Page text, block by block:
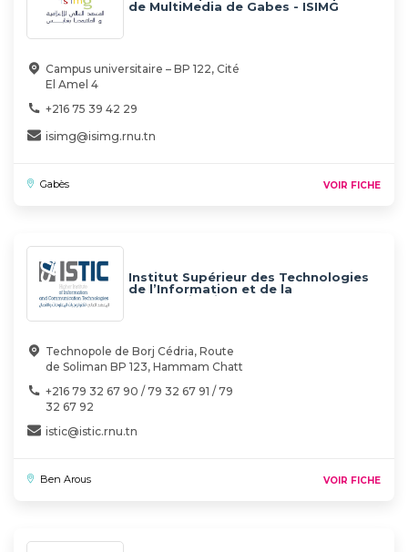
de MultiMedia de Gabes - ISIMG
Campus universitaire – BP 122, Cité
El Amel 4
+216 75 39 42 29
isimg@isimg.rnu.tn
Gabès VOIR FICHE
Institut Supérieur des Technologies
de l’Information et de la
Communication - ISTIC
Technopole de Borj Cédria, Route
de Soliman BP 123, Hammam Chatt
+216 79 32 67 90 / 79 32 67 91 / 79
32 67 92
istic@istic.rnu.tn
Ben Arous VOIR FICHE